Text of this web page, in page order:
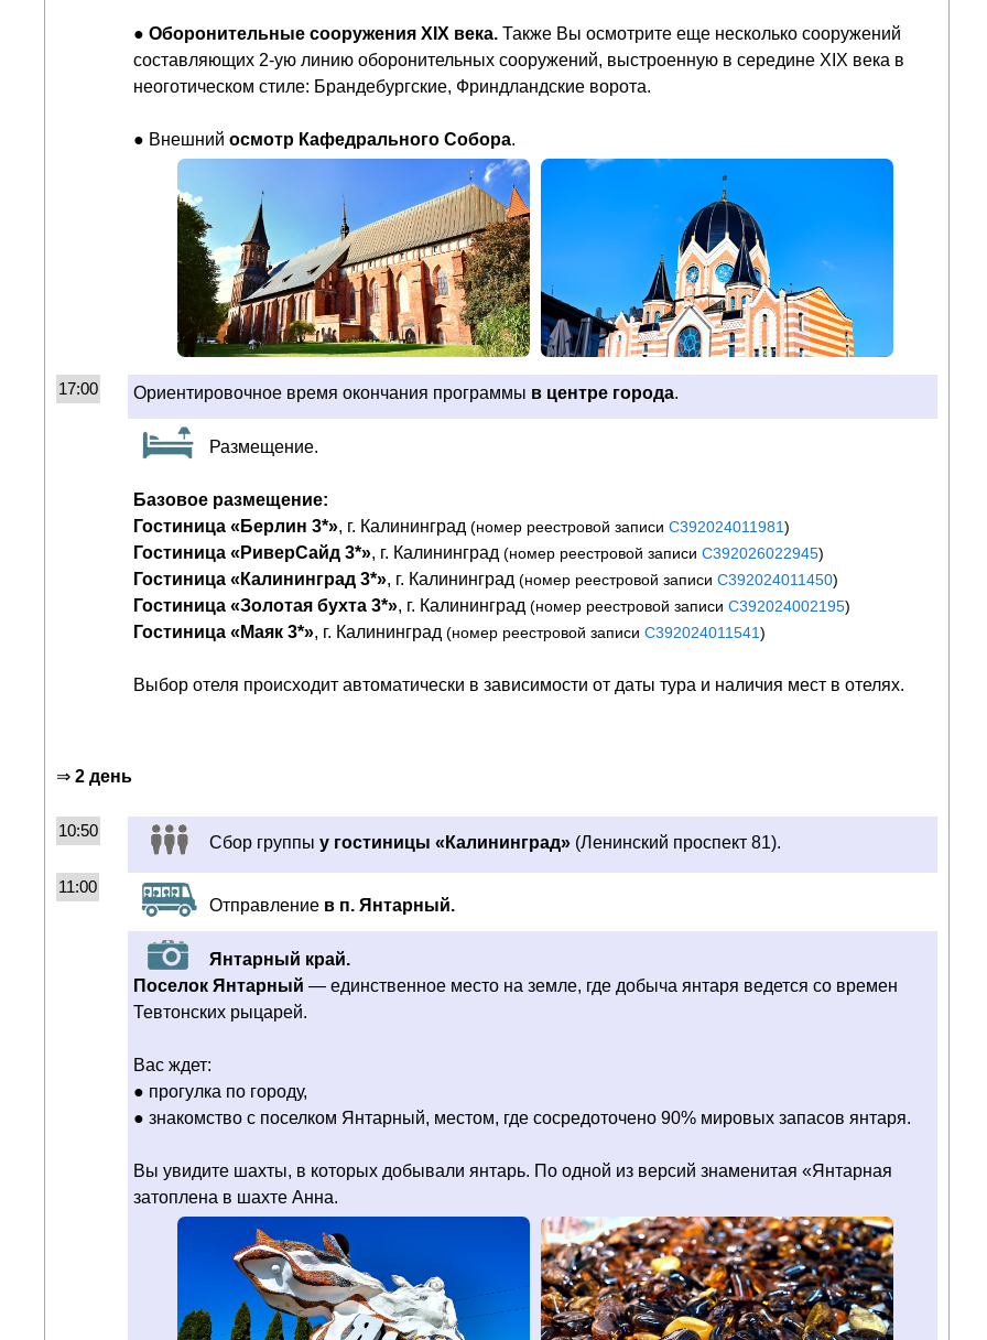
● Оборонительные сооружения XIX века. Также Вы осмотрите еще несколько сооружений
составляющих 2-ую линию оборонительных сооружений, выстроенную в середине XIX века в
неоготическом стиле: Брандебургские, Фриндландские ворота.
● Внешний осмотр Кафедрального Собора.
17:00 Ориентировочное время окончания программы в центре города.
Размещение.
Базовое размещение:
Гостиница «Берлин 3*», г. Калининград (номер реестровой записи С392024011981)
Гостиница «РиверСайд 3*», г. Калининград (номер реестровой записи С392026022945)
Гостиница «Калининград 3*», г. Калининград (номер реестровой записи С392024011450)
Гостиница «Золотая бухта 3*», г. Калининград (номер реестровой записи С392024002195)
Гостиница «Маяк 3*», г. Калининград (номер реестровой записи С392024011541)
Выбор отеля происходит автоматически в зависимости от даты тура и наличия мест в отелях.
⇒ 2 день
10:50
Сбор группы у гостиницы «Калининград» (Ленинский проспект 81).
11:00
Отправление в п. Янтарный.
Янтарный край.
Поселок Янтарный — единственное место на земле, где добыча янтаря ведется со времен
Тевтонских рыцарей.
Вас ждет:
● прогулка по городу,
● знакомство с поселком Янтарный, местом, где сосредоточено 90% мировых запасов янтаря.
Вы увидите шахты, в которых добывали янтарь. По одной из версий знаменитая «Янтарная
затоплена в шахте Анна.